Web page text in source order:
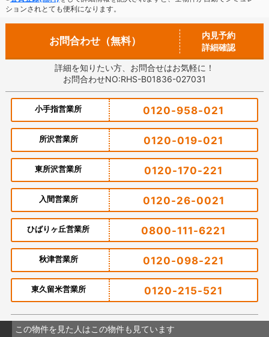
ションされとても便利になります。
お問合わせ（無料）
内見予約
詳細確認
詳細を知りたい方、お問合せはお気軽に！
お問合わせNO:RHS-B01836-027031
小手指営業所 0120-958-021
所沢営業所 0120-019-021
東所沢営業所 0120-170-221
入間営業所 0120-26-0021
ひばりヶ丘営業所 0800-111-6221
秋津営業所 0120-098-221
東久留米営業所 0120-215-521
この物件を見た人はこの物件も見ています